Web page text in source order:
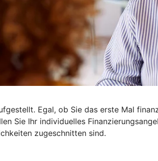
Egal, ob Sie das erste Mal
Sie Ihr individuelles
zugeschnitten sind.